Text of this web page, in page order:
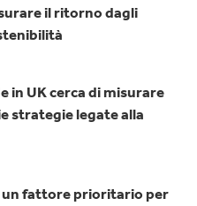
il ritorno dagli
in UK cerca di misurare
strategie legate alla
un fattore prioritario per